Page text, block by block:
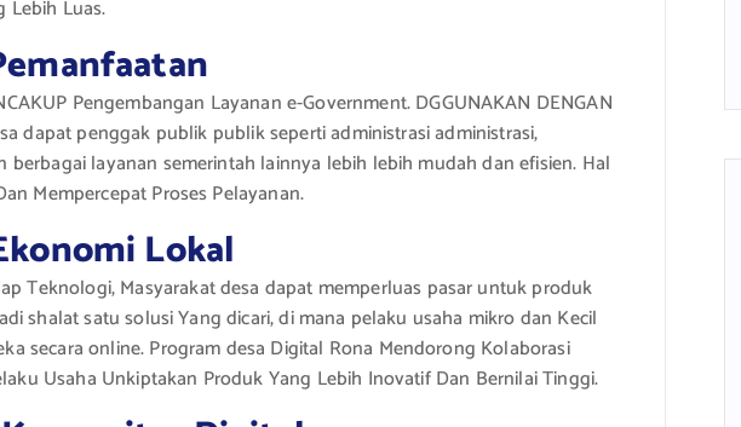
Lebih Luas.
Pengembangan Layanan e-Government. DGGUNAKAN DENGAN
dapat penggak publik publik seperti administrasi administrasi,
layanan semerintah lainnya lebih lebih mudah dan efisien. Hal
Mempercepat Proses Pelayanan.
Lokal
Teknologi, Masyarakat desa dapat memperluas pasar untuk produk
shalat satu solusi Yang dicari, di mana pelaku usaha mikro dan Kecil
secara online. Program desa Digital Rona Mendorong Kolaborasi
Usaha Unkiptakan Produk Yang Lebih Inovatif Dan Bernilai Tinggi.